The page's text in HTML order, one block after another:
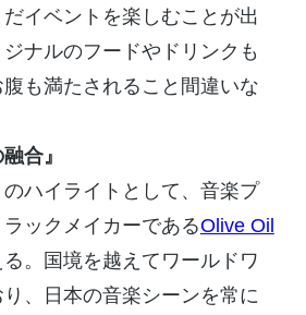
イベントを楽しむことが出
ナルのフードやドリンクも
も満たされること間違いな
合』
ハイライトとして、音楽プ
ックメイカーであるOlive Oil
。国境を越えてワールドワ
、日本の音楽シーンを常に